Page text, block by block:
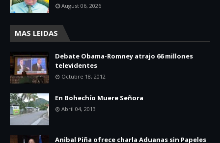
August 06, 2026
MAS LEIDAS
Debate Obama-Romney atrajo 66 millones
televidentes
Octubre 18, 2012
En Bohechío Muere Señora
Abril 04, 2013
Anibal Piña ofrece charla Aduanas sin Papeles